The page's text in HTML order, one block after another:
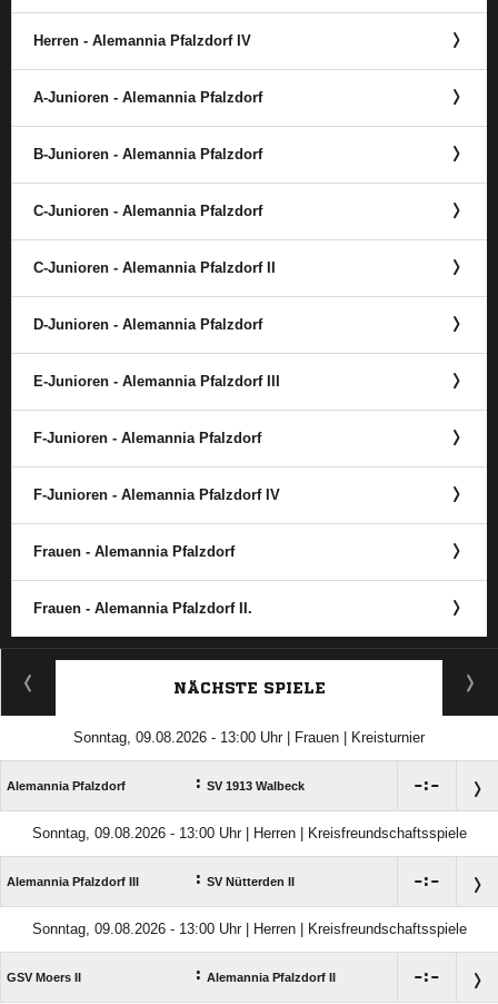
Herren - Alemannia Pfalzdorf IV
A-Junioren - Alemannia Pfalzdorf
B-Junioren - Alemannia Pfalzdorf
C-Junioren - Alemannia Pfalzdorf
C-Junioren - Alemannia Pfalzdorf II
D-Junioren - Alemannia Pfalzdorf
E-Junioren - Alemannia Pfalzdorf III
F-Junioren - Alemannia Pfalzdorf
F-Junioren - Alemannia Pfalzdorf IV
Frauen - Alemannia Pfalzdorf
Frauen - Alemannia Pfalzdorf II.
ANZEIGE
NÄCHSTE SPIELE
Sonntag, 09.08.2026 - 13:00 Uhr | Frauen | Kreisturnier
Alemannia Pfalzdorf : SV 1913 Walbeck :
Sonntag, 09.08.2026 - 13:00 Uhr | Herren | Kreisfreundschaftsspiele
Alemannia Pfalzdorf III : SV Nütterden II :
Sonntag, 09.08.2026 - 13:00 Uhr | Herren | Kreisfreundschaftsspiele
GSV Moers II : Alemannia Pfalzdorf II :